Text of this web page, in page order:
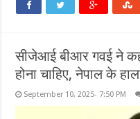
सीजेआई बीआर गवई ने
होना चाहिए, नेपाल के
September 10, 2025- 7:50 PM